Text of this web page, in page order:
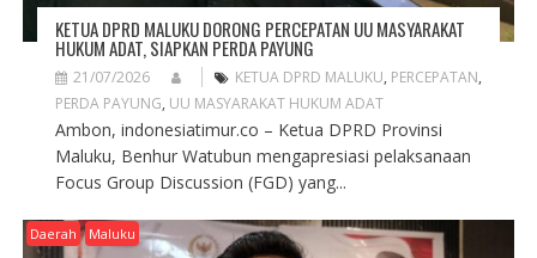
KETUA DPRD MALUKU DORONG PERCEPATAN UU MASYARAKAT
HUKUM ADAT, SIAPKAN PERDA PAYUNG
21/07/2026 KETUA DPRD MALUKU, PERCEPATAN,
PERDA PAYUNG, UU MASYARAKAT HUKUM ADAT
Ambon, indonesiatimur.co – Ketua DPRD Provinsi
Maluku, Benhur Watubun mengapresiasi pelaksanaan
Focus Group Discussion (FGD) yang...
Daerah Maluku